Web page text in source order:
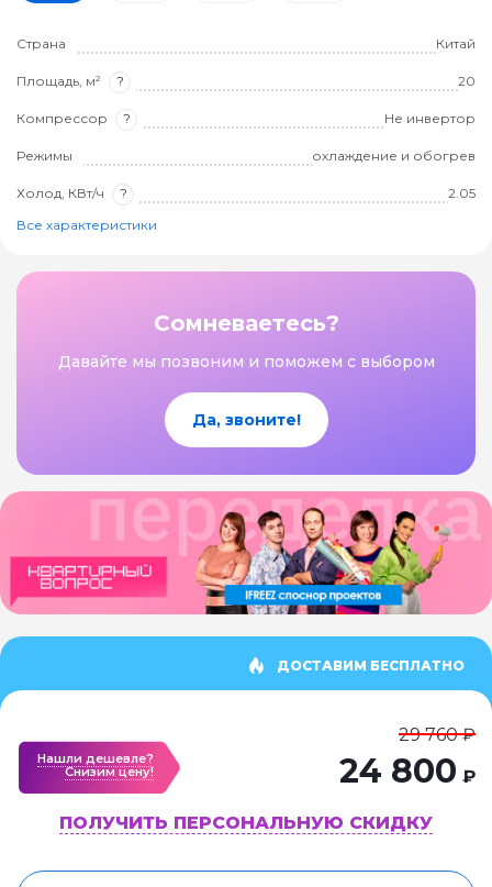
Страна Китай
Площадь, м² ? 20
Компрессор ? Не инвертор
Режимы охлаждение и обогрев
Холод, КВт/ч ?
2.05
Все характеристики
Сомневаетесь?
Давайте мы позвоним и поможем с выбором
Да, звоните!
ДОСТАВИМ БЕСПЛАТНО
Нашли дешевле?
Cнизим цену!
29 760 ₽
24 800 ₽
ПОЛУЧИТЬ ПЕРСОНАЛЬНУЮ СКИДКУ